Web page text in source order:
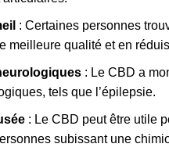
: Certaines personnes
meilleure qualité et en
: Le CBD a
tels que l’épilepsie.
: Le CBD peut être utile
subissant une